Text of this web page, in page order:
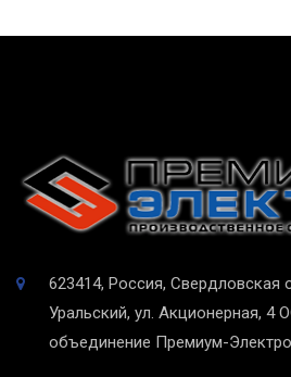
623414, Россия, Свердловская
Уральский, ул. Акционерная, 4
объединение Премиум-